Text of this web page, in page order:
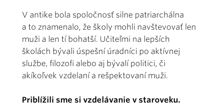
V antike bola spoločnosť silne patriarchálna
a to znamenalo, že školy mohli navštevovať len
muži a len tí bohatší. Učiteľmi na lepších
školách bývali úspešní úradníci po aktívnej
službe, filozofi alebo aj bývalí politici, či
akíkoľvek vzdelaní a rešpektovaní muži.
Priblížili sme si vzdelávanie v staroveku.